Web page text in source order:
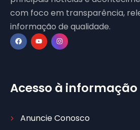
com foco em transparência,
informação de qualidade.
Acesso à informação
Anuncie Conosco